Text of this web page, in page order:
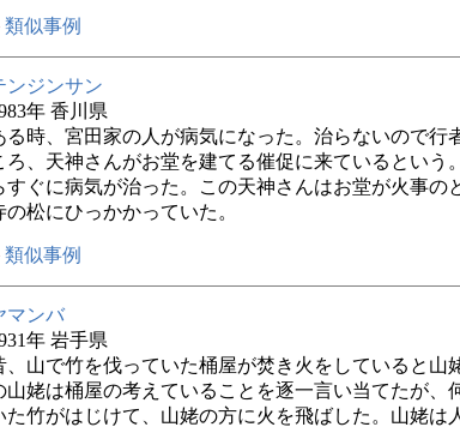
類似事例
ンジンサン
年 香川県
る時、宮田家の人が病気になった。治らないので行
ろ、天神さんがお堂を建てる催促に来ているという
すぐに病気が治った。この天神さんはお堂が火事の
の松にひっかかっていた。
類似事例
マンバ
年 岩手県
、山で竹を伐っていた桶屋が焚き火をしていると山
山姥は桶屋の考えていることを逐一言い当てたが、
た竹がはじけて、山姥の方に火を飛ばした。山姥は